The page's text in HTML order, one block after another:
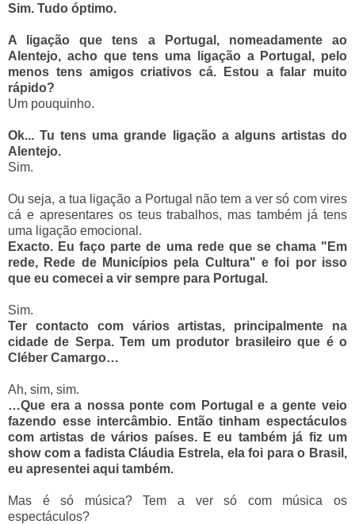
Sim. Tudo óptimo.
A ligação que tens a Portugal, nomeadamente ao
Alentejo, acho que tens uma ligação a Portugal, pelo
menos tens amigos criativos cá. Estou a falar muito
rápido?
Um pouquinho.
Ok... Tu tens uma grande ligação a alguns artistas do
Alentejo.
Sim.
Ou seja, a tua ligação a Portugal não tem a ver só com vires
cá e apresentares os teus trabalhos, mas também já tens
uma ligação emocional.
Exacto. Eu faço parte de uma rede que se chama "Em
rede, Rede de Municípios pela Cultura" e foi por isso
que eu comecei a vir sempre para Portugal.
Sim.
Ter contacto com vários artistas, principalmente na
cidade de Serpa. Tem um produtor brasileiro que é o
Cléber Camargo…
Ah, sim, sim.
…Que era a nossa ponte com Portugal e a gente veio
fazendo esse intercâmbio. Então tinham espectáculos
com artistas de vários países. E eu também já fiz um
show com a fadista Cláudia Estrela, ela foi para o Brasil,
eu apresentei aqui também.
Mas é só música? Tem a ver só com música os
espectáculos?